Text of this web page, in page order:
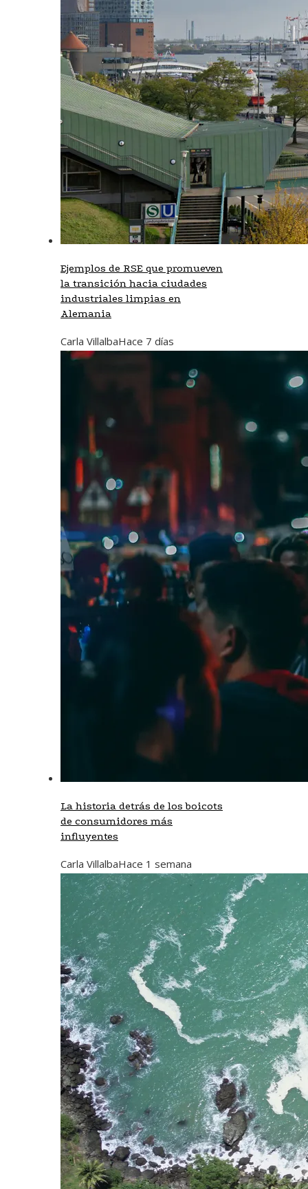
Ejemplos de RSE que promueven
la transición hacia ciudades
industriales limpias en
Alemania
Carla VillalbaHace 7 días
La historia detrás de los boicots
de consumidores más
influyentes
Carla VillalbaHace 1 semana